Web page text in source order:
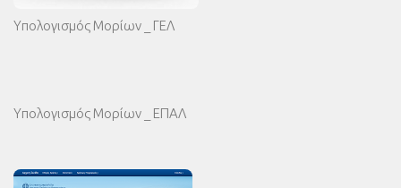
Υπολογισμός Μορίων _ ΓΕΛ
Υπολογισμός Μορίων _ ΕΠΑΛ